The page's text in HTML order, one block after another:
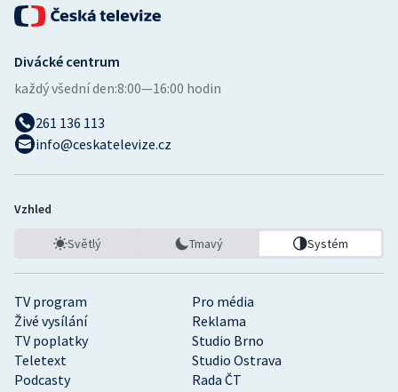
TV program
Pro média
Živé vysílání
Reklama
TV poplatky
Studio Brno
Teletext
Studio Ostrava
Podcasty
Rada ČT
Divácké centrum
každý všední den:8:00—16:00 hodin
261 136 113
info@ceskatelevize.cz
Vzhled
Světlý Tmavý Systém